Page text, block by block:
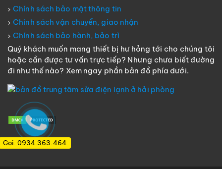
Chính sách bảo mật thông tin
Chính sách vận chuyển, giao nhận
Chính sách bảo hành, bảo trì
Quý khách muốn mang thiết bị hư hỏng tới cho chúng tôi
hoặc cần được tư vấn trực tiếp? Nhưng chưa biết đường
đi như thế nào? Xem ngay phần bản đồ phía dưới.
Gọi: 0934.363.464